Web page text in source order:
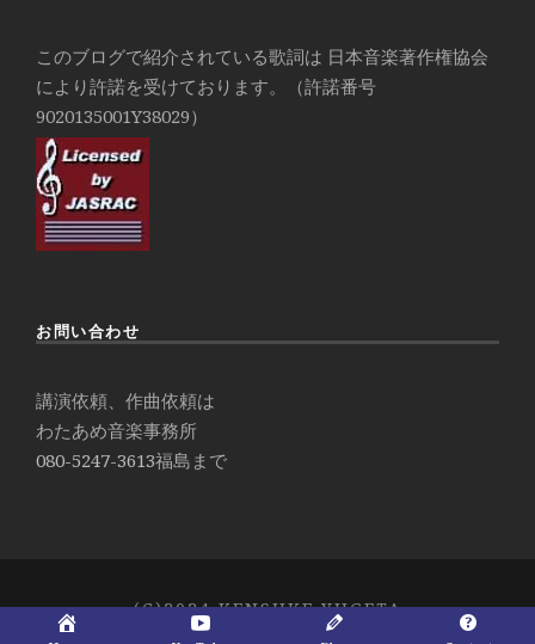
このブログで紹介されている歌詞は 日本音楽著作権協会
により許諾を受けております。（許諾番号
9020135001Y38029）
お問い合わせ
講演依頼、作曲依頼は
わたあめ音楽事務所
080-5247-3613福島まで
(C)2024 KENSUKE YUGETA